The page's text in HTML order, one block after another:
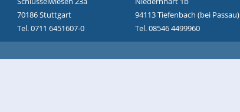
70186 Stuttgart
Tel. 0711 6451607-0
94113 Tiefenbach (bei Passau)
Tel. 08546 4499960